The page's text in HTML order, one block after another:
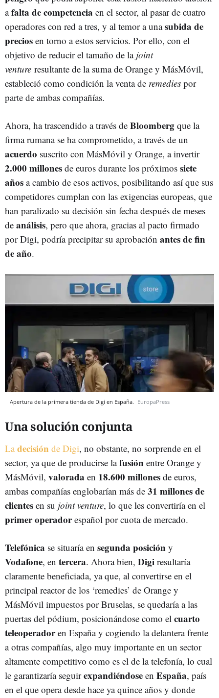
afalta de competencia en el sector, al pasar de cuatro
operadores con red a tres, y al temor a unasubida de
precios en torno a estos servicios. Por ello, con el
objetivo de reducir el tamaño de la joint
venture resultante de la suma de Orange y MásMóvil,
estableció como condición la venta de remedies por
parte de ambas compañías.
Ahora, ha trascendido a través de Bloomberg que la
firma rumana se ha comprometido, a través de un
acuerdo suscrito con MásMóvil y Orange, a invertir
2.000 millones de euros durante los próximos siete
años a cambio de esos activos, posibilitando así que sus
competidores cumplan con las exigencias europeas, que
han paralizado su decisión sin fecha después de meses
de análisis, pero que ahora, gracias al pacto firmado
por Digi, podría precipitar su aprobación antes de fin
de año.
Apertura de la primera tienda de Digi en España. EuropaPress
Una solución conjunta
Ladecisión de Digi, no obstante, no sorprende en el
sector, ya que de producirse lafusión entre Orange y
MásMóvil, valorada en 18.600 millones de euros,
ambas compañías englobarían más de 31 millones de
clientes en su joint venture, lo que les convertiría en el
primeroperadorespañol por cuota de mercado.
Telefónica se situaría en segunda posición y
Vodafone, en tercera. Ahora bien, Digi resultaría
claramente beneficiada, ya que, al convertirse en el
principal reactor de los ‘remedies’ de Orange y
MásMóvil impuestos por Bruselas, se quedaría a las
puertas del pódium, posicionándose como el cuarto
teleoperadoren España y cogiendo la delantera frente
a otras compañías, algo muy importante en un sector
altamente competitivo como es el de la telefonía, lo cual
le garantizaría seguirexpandiéndose en España, país
en el que opera desde hace ya quince años y donde